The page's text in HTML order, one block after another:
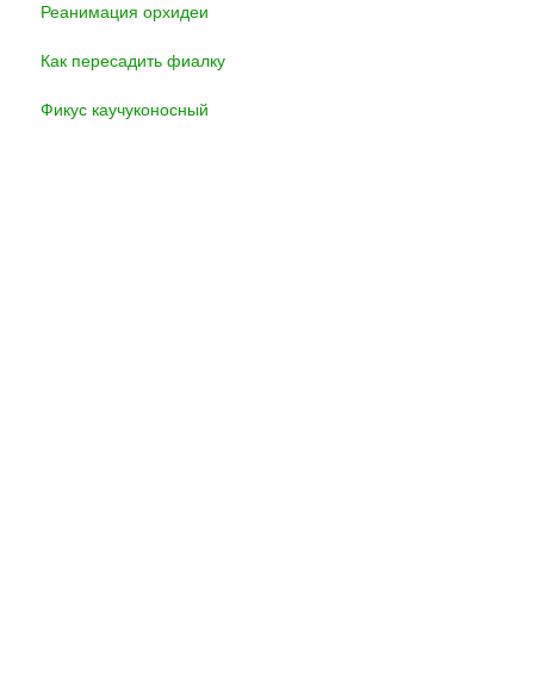
Реанимация орхидеи
Как пересадить фиалку
Фикус каучуконосный